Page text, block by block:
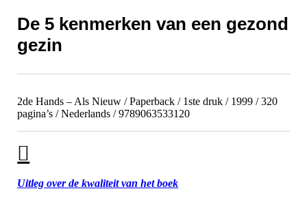
De 5 kenmerken van een gezond
gezin
2de Hands – Als Nieuw / Paperback / 1ste druk / 1999 / 320
pagina’s / Nederlands / 9789063533120
Uitleg over de kwaliteit van het boek